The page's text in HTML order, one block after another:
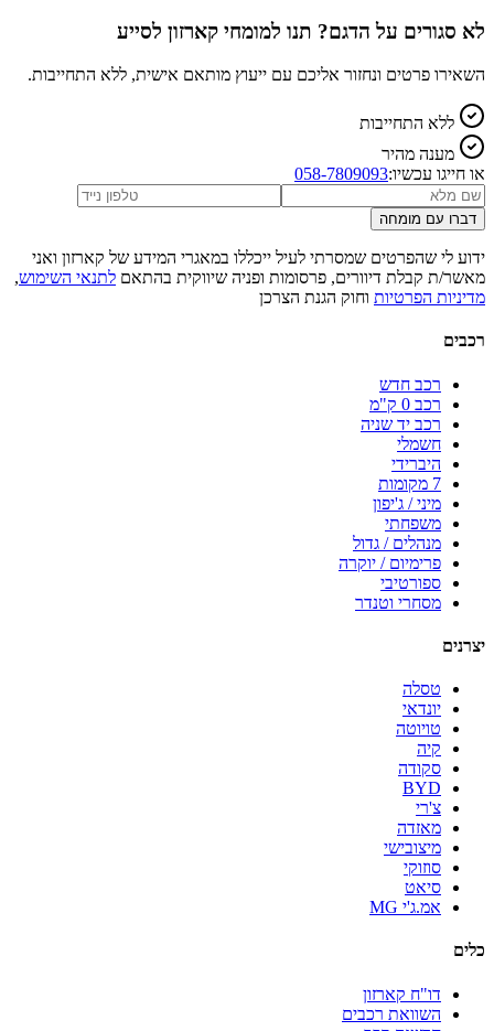
לא סגורים על הדגם? תנו למומחי קארזון לסייע
השאירו פרטים ונחזור אליכם עם ייעוץ מותאם אישית, ללא התחייבות.
ללא התחייבות
מענה מהיר
או חייגו עכשיו:058-7809093
דברו עם מומחה
ידוע לי שהפרטים שמסרתי לעיל ייכללו במאגרי המידע של קארזון ואני
מאשר/ת קבלת דיוורים, פרסומות ופניה שיווקית בהתאם לתנאי השימוש,
מדיניות הפרטיות וחוק הגנת הצרכן
רכבים
רכב חדש
רכב 0 ק"מ
רכב יד שניה
חשמלי
היברידי
7 מקומות
מיני / ג'יפון
משפחתי
מנהלים / גדול
פרימיום / יוקרה
ספורטיבי
מסחרי וטנדר
יצרנים
טסלה
יונדאי
טויוטה
קיה
סקודה
BYD
צ'רי
מאזדה
מיצובישי
סוזוקי
סיאט
אמ.ג'י MG
כלים
דו"ח קארזון
השוואת רכבים